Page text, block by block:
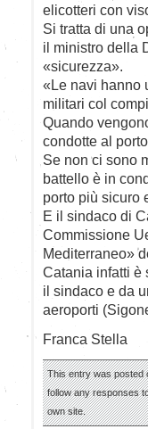
elicotteri con
Si tratta di una
il ministro della
«sicurezza».
«Le navi hanno
militari col
Quando
condotte al
Se non ci sono
battello è in
porto più sicuro
E il sindaco di
Commissione
Mediterraneo»
Catania infatti è
il sindaco e da
aeroporti
Franca Stella
This entry was posted
follow any responses
own site.